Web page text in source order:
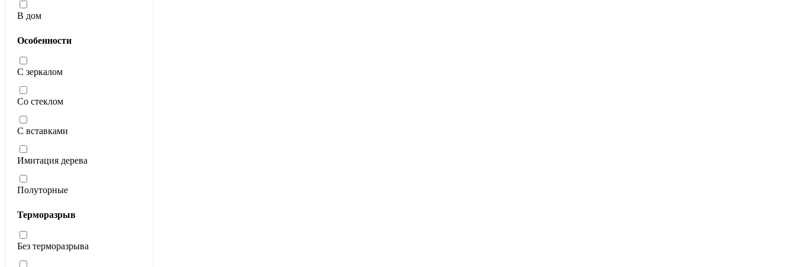
В дом
Особенности
С зеркалом
Со стеклом
С вставками
Имитация дерева
Полуторные
Терморазрыв
Без терморазрыва